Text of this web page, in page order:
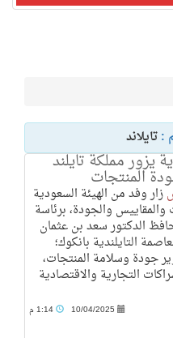
:تايلاند
يزور مملكة تايلند
المنتجات
زار وفد من الهيئة السعودية
والمقاييس والجودة، برئاسة
الدكتور سعد بن عثمان
التايلندية بانكوك؛
جودة وسلامة المنتجات،
التجارية والاقتصادية
10/04/2025